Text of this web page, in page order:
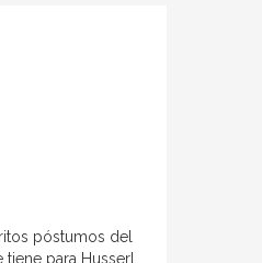
póstumos del
para Husserl